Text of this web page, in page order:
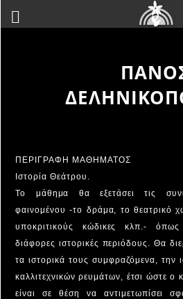
ΠΕΡΙΓΡΑΦΗ ΜΑΘΗΜΑΤΟΣ
Ιστορία Θεάτρου.
Το μάθημα θα εξετάσει τις
φαινομένου -το δράμα, το θεατρικό
υποκριτικούς κώδικες κλπ.-
διάφορες ιστορικές περιόδους. Θα
τα ιστορικά τους συμφραζόμενα, την
καλλιτεχνικών ρευμάτων, έτσι ώστε ο
είναι σε θέση να αντιμετωπίσει